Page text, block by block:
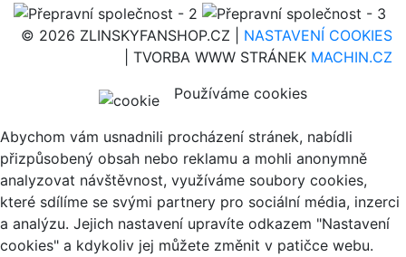
© 2026 ZLINSKYFANSHOP.CZ | NASTAVENÍ COOKIES
| TVORBA WWW STRÁNEK MACHIN.CZ
Používáme cookies
Abychom vám usnadnili procházení stránek, nabídli
přizpůsobený obsah nebo reklamu a mohli anonymně
analyzovat návštěvnost, využíváme soubory cookies,
které sdílíme se svými partnery pro sociální média, inzerci
a analýzu. Jejich nastavení upravíte odkazem "Nastavení
cookies" a kdykoliv jej můžete změnit v patičce webu.